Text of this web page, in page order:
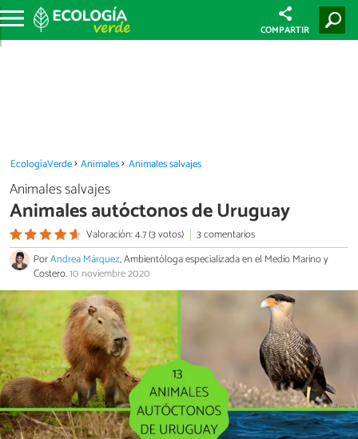
COMPARTIR
EcologíaVerde Animales Animales salvajes
Animales salvajes
Animales autóctonos de Uruguay
Valoración: 4.7 (3 votos)
3 comentarios
PorAndrea Márquez, Ambientóloga especializada en el Medio Marino y
Costero.10 noviembre 2020